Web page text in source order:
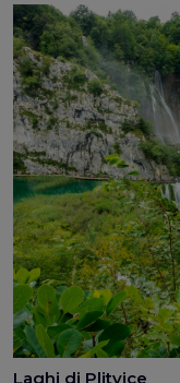
Laghi di Plitvice